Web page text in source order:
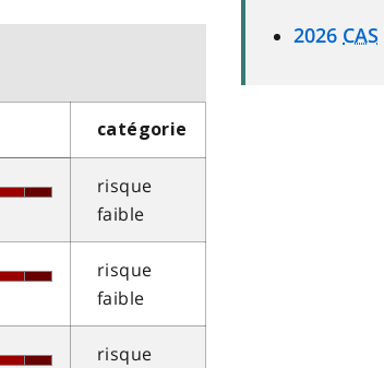
catégorie
risque
faible
risque
faible
risque
2026 CAS